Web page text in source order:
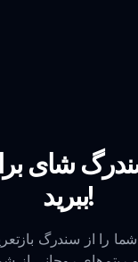
شای
ببرید!
را از سندرگ